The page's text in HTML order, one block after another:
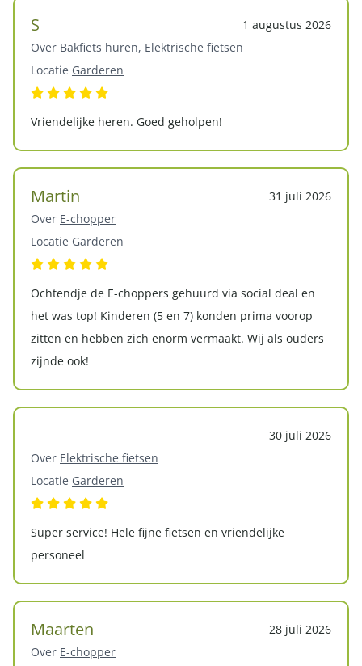
S
1 augustus 2026
Over Bakfiets huren, Elektrische fietsen
Locatie Garderen
Vriendelijke heren. Goed geholpen!
Martin
31 juli 2026
Over E-chopper
Locatie Garderen
Ochtendje de E-choppers gehuurd via social deal en
het was top! Kinderen (5 en 7) konden prima voorop
zitten en hebben zich enorm vermaakt. Wij als ouders
zijnde ook!
30 juli 2026
Over Elektrische fietsen
Locatie Garderen
Super service! Hele fijne fietsen en vriendelijke
personeel
Maarten
28 juli 2026
Over E-chopper